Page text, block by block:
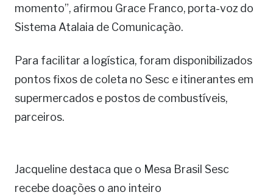
momento”, afirmou Grace Franco, porta-voz do
Sistema Atalaia de Comunicação.
Para facilitar a logística, foram disponibilizados
pontos fixos de coleta no Sesc e itinerantes em
supermercados e postos de combustíveis,
parceiros.
Jacqueline destaca que o Mesa Brasil Sesc
recebe doações o ano inteiro